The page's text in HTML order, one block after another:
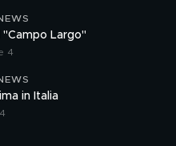
"Campo Largo"
4
in Italia